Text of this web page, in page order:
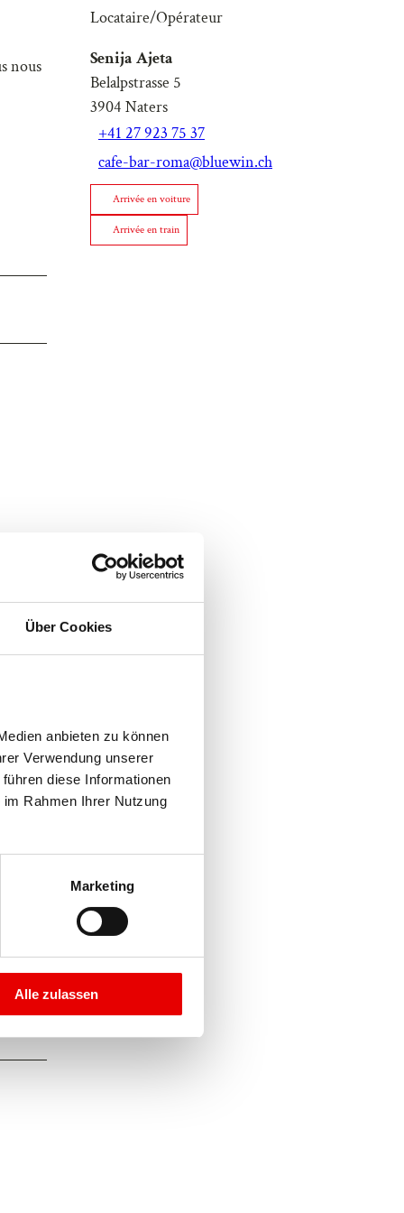
Über Cookies
anbieten zu können
Verwendung unserer
diese Informationen
Rahmen Ihrer Nutzung
Marketing
Alle zulassen
nous
Locataire/Opérateur
Senija Ajeta
Belalpstrasse 5
3904 Naters
+41 27 923 75 37
cafe-bar-roma@bluewin.ch
Arrivée en voiture
Arrivée en train